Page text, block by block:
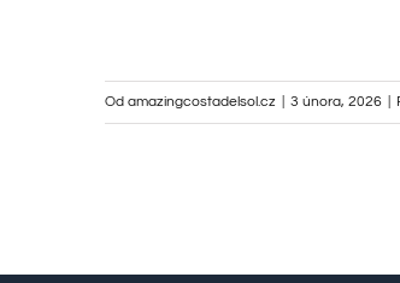
Od amazingcostadelsol.cz 3 února, 2026